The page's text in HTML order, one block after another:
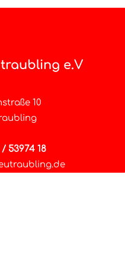
e.V
10
/ 53974 18